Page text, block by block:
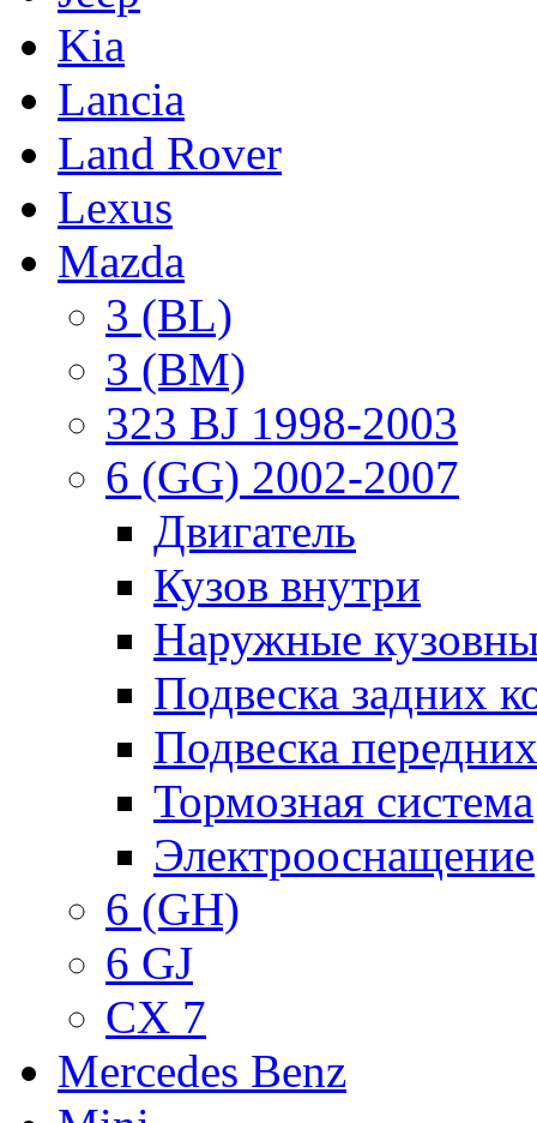
Kia
Lancia
Land Rover
Lexus
Mazda
3 (BL)
3 (BM)
323 BJ 1998-2003
6 (GG) 2002-2007
Двигатель
Кузов внутри
Наружные
Подвеска задних
Подвеска
Тормозная система
Электрооснащение
6 (GH)
6 GJ
CX 7
Mercedes Benz